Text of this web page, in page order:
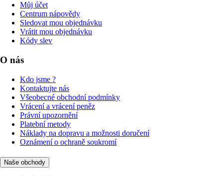
Můj účet
Centrum nápovědy
Sledovat mou objednávku
Vrátit mou objednávku
Kódy slev
O nás
Kdo jsme ?
Kontaktujte nás
Všeobecné obchodní podmínky
Vrácení a vrácení peněz
Právní upozornění
Platební metody
Náklady na dopravu a možnosti doručení
Oznámení o ochraně soukromí
Naše obchody